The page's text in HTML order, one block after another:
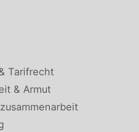
Tarifrecht
& Armut